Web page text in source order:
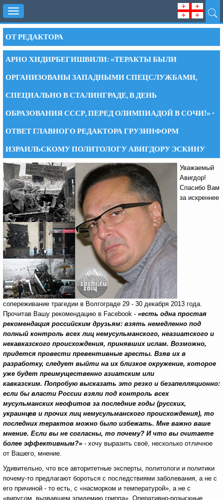
Toggle
navigation
ОТ РЕДАКТОРА
АРНО ХИДИРБЕГИШВИЛИ: «ТЕРАКТЫ БЫЛИ
ОРГАНИЗОВАНЫ ЗАПАДНЫМИ СПЕЦСЛУЖБАМИ,
СПЕЦИАЛЬНО В СТАЛИНГРАДЕ, В ДЕНЬ
ОБРАЗОВАНИЯ СССР, ПЕРЕД ОЛИМПИАДОЙ В СОЧИ!» -
ОТВЕТ ГЛАВНОГО РЕДАКТОРА ГРУЗИНФОРМ
ИЗРАИЛЬСКОМУ ПОЛИТОЛОГУ АВИГДОРУ ЭСКИНУ
Уважаемый
Авигдор!
Спасибо Вам
за искреннее
сопереживание трагедии в Волгограде 29 - 30 декабря 2013 года.
Прочитав Вашу рекомендацию в Facebook - «есть одна простая
рекомендация российским друзьям: взять немедленно под
полный контроль всех лиц немусульманского, неазиатского и
некавказского происхождения, принявших ислам. Возможно,
придется провести превентивные аресты. Взяв их в
разработку, следует выйти на их близкое окружение, которое
уже будет преимущественно азиатским или
кавказским. Попробую высказать это резко и безапелляционно:
если бы власти России взяли под контроль всех
мусульманских неофитов за последние годы (русских,
украинцев и прочих лиц немусульманского происхождения), то
последних терактов можно было избежать. Мне важно ваше
мнение. Если вы не согласны, то почему? И что вы считаете
более эффективным?» - хочу выразить своё, несколько отличное
от Вашего, мнение.
Удивительно, что все авторитетные эксперты, политологи и политики
почему-то предлагают бороться с последствиями заболевания, а не с
его причиной - то есть, с «насморком и температурой», а не с
«вирусом, вызвавшем эпидемию гриппа». Оперативно-розыскные